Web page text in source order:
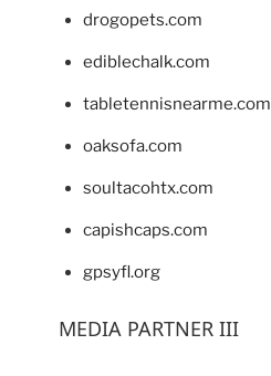
drogopets.com
ediblechalk.com
tabletennisnearme.com
oaksofa.com
soultacohtx.com
capishcaps.com
gpsyfl.org
MEDIA PARTNER III